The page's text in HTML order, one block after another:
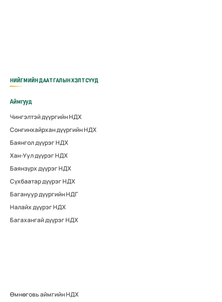
НИЙГМИЙН ДААТГАЛЫН ХЭЛТСҮҮД
Аймгууд
Чингэлтэй дүүргийн НДХ
Сонгинхайрхан дүүргийн НДХ
Баянгол дүүрэг НДХ
Хан-Уул дүүрэг НДХ
Баянзүрх дүүрэг НДХ
Сүхбаатар дүүрэг НДХ
Багануур дүүргийн НДГ
Налайх дүүрэг НДХ
Багахангай дүүрэг НДХ
Өмнөговь аймгийн НДХ